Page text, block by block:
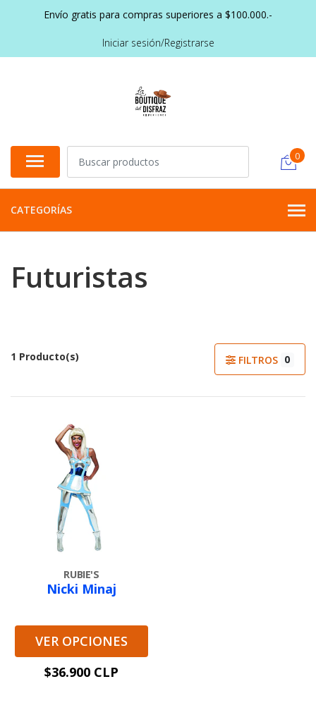
Envío gratis para compras superiores a $100.000.-
Iniciar sesión/Registrarse
0
CATEGORÍAS
Futuristas
1 Producto(s) FILTROS 0
RUBIE'S
Nicki Minaj
VER OPCIONES
$36.900 CLP